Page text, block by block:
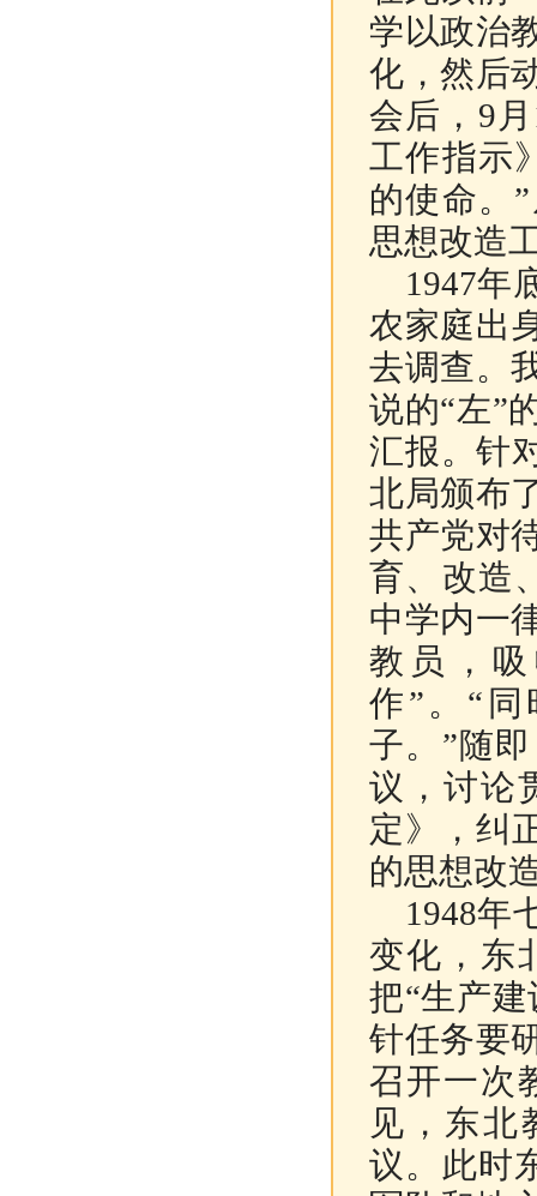
学以政治
化，然后
会后， 9
工作指示
的使命。
思想改造
1947年
农家庭出
去调查。
说的“左”
汇报。针
北局颁布
共产党对
育、改造
中学内一
教员，
作”。“
子。”随
议，讨论
定》，纠
的思想改
1948年
变化，东
把“生产
针任务要
召开一次
见，东北
议。此时